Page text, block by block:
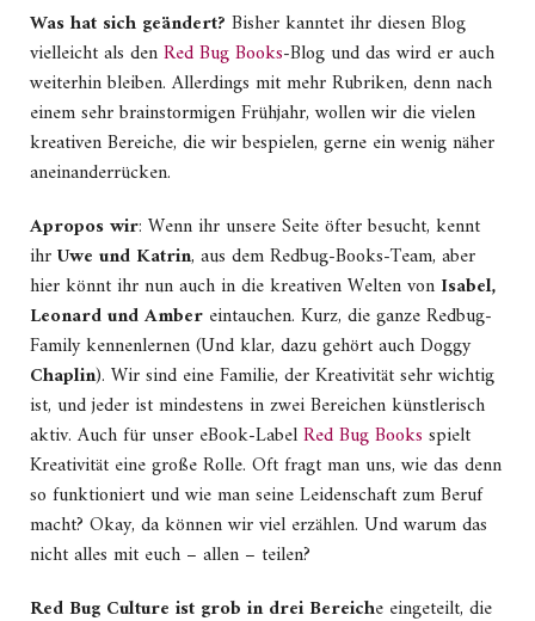
Was hat sich geändert? Bisher kanntet ihr diesen Blog
vielleicht als denRed Bug Books-Blog und das wird er auch
weiterhin bleiben. Allerdings mit mehr Rubriken, denn nach
einem sehr brainstormigen Frühjahr, wollen wir die vielen
kreativen Bereiche, die wir bespielen, gerne ein wenig näher
aneinanderrücken.
Apropos wir: Wenn ihr unsere Seite öfter besucht, kennt
ihrUwe und Katrin, aus dem Redbug-Books-Team, aber
hier könnt ihr nun auch in die kreativen Welten von Isabel,
Leonard und Amber eintauchen. Kurz, die ganze Redbug-
Family kennenlernen (Und klar, dazu gehört auch Doggy
Chaplin). Wir sind eine Familie, der Kreativität sehr wichtig
ist, und jeder ist mindestens in zwei Bereichen künstlerisch
aktiv. Auch für unser eBook-LabelRed Bug Books spielt
Kreativität eine große Rolle. Oft fragt man uns, wie das denn
so funktioniert und wie man seine Leidenschaft zum Beruf
macht? Okay, da können wir viel erzählen. Und warum das
nicht alles mit euch – allen – teilen?
Red Bug Culture ist grob in drei Bereiche eingeteilt, die